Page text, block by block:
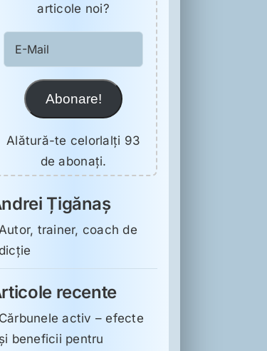
articole noi?
Mail
Abonare!
Alătură-te celorlalți 93
de abonați.
Țigănaș
Autor, trainer, coach de
dicție
recente
Cărbunele activ – efecte
și beneficii pentru